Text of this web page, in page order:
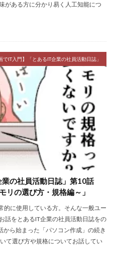
がある方に分かり易く人工知能につ
でIT入門】「とあるIT企業の社員活動日誌」
業の社員活動日誌」第10話
リの選び方・規格編～」
的に使用している方。そんな一般ユー
話をとあるIT企業の社員活動日誌をの
ら始まった「パソコン作成」の続き
て選び方や規格についてお話してい